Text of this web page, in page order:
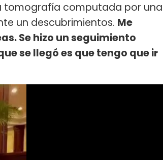
tomografía computada por una
un descubrimientos. Me
Se hizo un seguimiento
se llegó es que tengo que ir